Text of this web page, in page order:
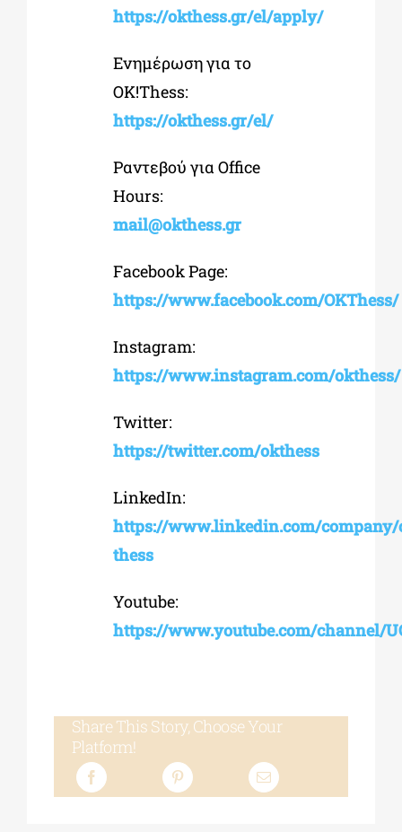
https://okthess.gr/el/apply/
Ενημέρωση για το
OK!Thess:
https://okthess.gr/el/
Ραντεβού για Office
Hours:
mail@okthess.gr
Facebook Page:
https://www.facebook.com/OKThess/
Instagram:
https://www.instagram.com/okthess/
Twitter:
https://twitter.com/okthess
LinkedIn:
https://www.linkedin.com/company/
thess
Youtube:
https://www.youtube.com/channel/
Share This Story, Choose Your
Platform!